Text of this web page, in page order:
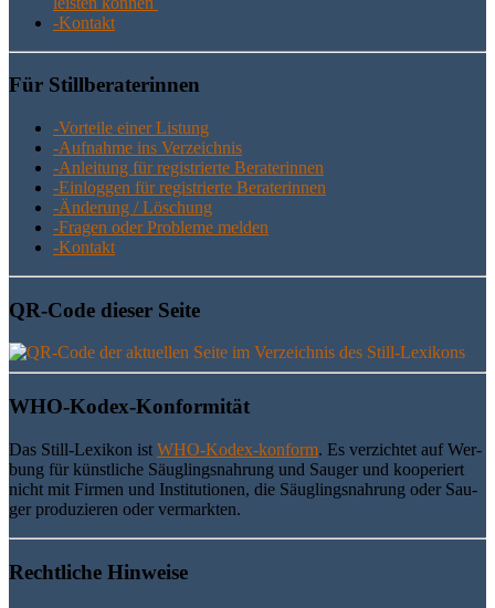
-Kon­takt
Für Still­be­ra­te­rin­nen
-Vor­tei­le einer Listung
-Auf­nah­me ins Verzeichnis
-Anlei­tung für regis­trier­te Beraterinnen
-Ein­log­gen für regis­trier­te Beraterinnen
-Ände­rung / Löschung
-Fra­gen oder Pro­ble­me melden
-Kon­takt
QR-Code die­ser Seite
WHO-Kodex-Kon­for­mi­tät
Das Still-Lexi­kon ist WHO-Kodex-kon­form. Es ver­zich­tet auf Wer­
bung für künst­li­che Säug­lings­nah­rung und Sau­ger und koope­riert
nicht mit Fir­men und Insti­tu­tio­nen, die Säug­lings­nah­rung oder Sau­
ger pro­du­zie­ren oder vermarkten.
Recht­li­che Hinweise